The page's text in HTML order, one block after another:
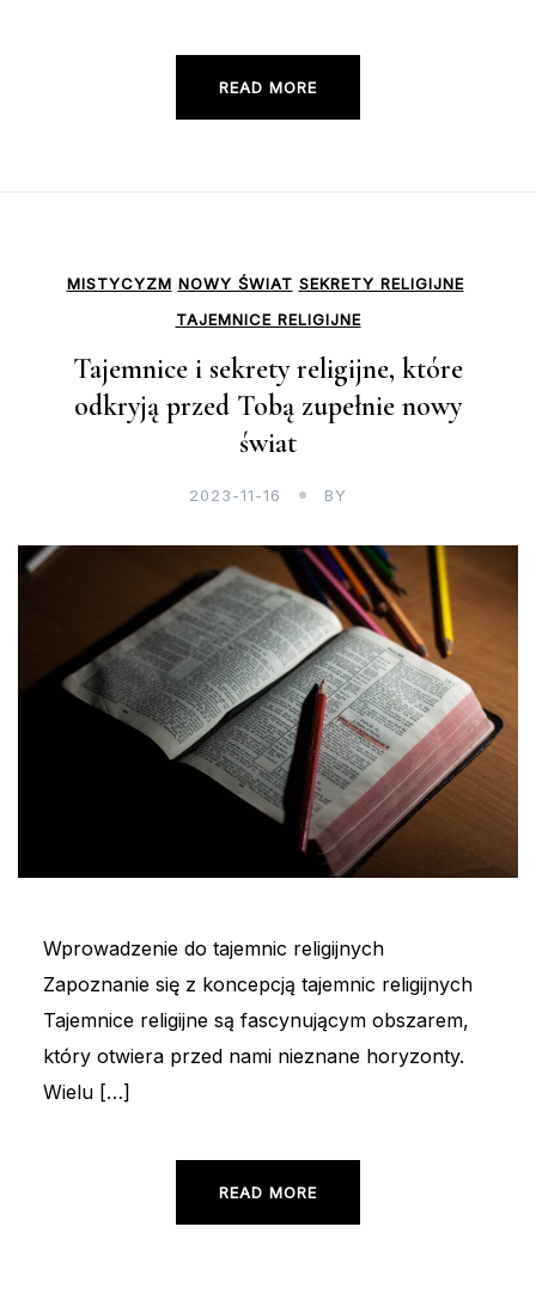
READ MORE
MISTYCYZM NOWY ŚWIAT SEKRETY RELIGIJNE
TAJEMNICE RELIGIJNE
Tajemnice i sekrety religijne, które
odkryją przed Tobą zupełnie nowy
świat
2023-11-16 BY
Wprowadzenie do tajemnic religijnych
Zapoznanie się z koncepcją tajemnic religijnych
Tajemnice religijne są fascynującym obszarem,
który otwiera przed nami nieznane horyzonty.
Wielu […]
READ MORE